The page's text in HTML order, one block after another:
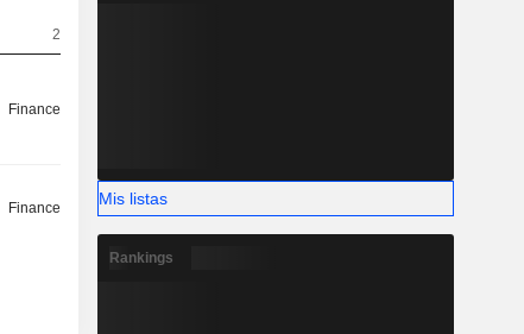
2
Finance
Finance
Mis listas
Rankings